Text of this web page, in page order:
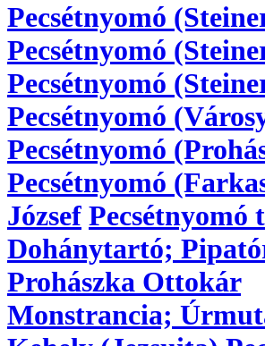
Pecsétnyomó
Pecsétnyomó
Pecsétnyomó
Pecsétnyomó
Pecsétnyomó
Pecsétnyomó
József Pecsétnyomó
Dohánytartó;
Prohászka Ottokár
Monstrancia;